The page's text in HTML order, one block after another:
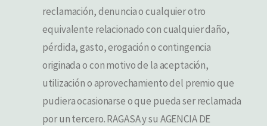
reclamación, denuncia o cualquier otro
equivalente relacionado con cualquier daño,
pérdida, gasto, erogación o contingencia
originada o con motivo de la aceptación,
utilización o aprovechamiento del premio que
pudiera ocasionarse o que pueda ser reclamada
por un tercero. RAGASA y su AGENCIA DE